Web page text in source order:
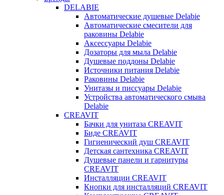
DELABIE
Автоматические душевые Delabie
Автоматические смесители для
раковины Delabie
Аксессуары Delabie
Дозаторы для мыла Delabie
Душевые поддоны Delabie
Источники питания Delabie
Раковины Delabie
Унитазы и писсуары Delabie
Устройства автоматического смыва
Delabie
CREAVIT
Бачки для унитаза CREAVIT
Биде CREAVIT
Гигиенический душ CREAVIT
Детская сантехника CREAVIT
Душевые панели и гарнитуры
CREAVIT
Инсталляции CREAVIT
Кнопки для инсталляций CREAVIT